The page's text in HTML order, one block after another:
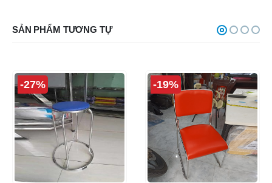
SẢN PHẨM TƯƠNG TỰ
-27% -19%